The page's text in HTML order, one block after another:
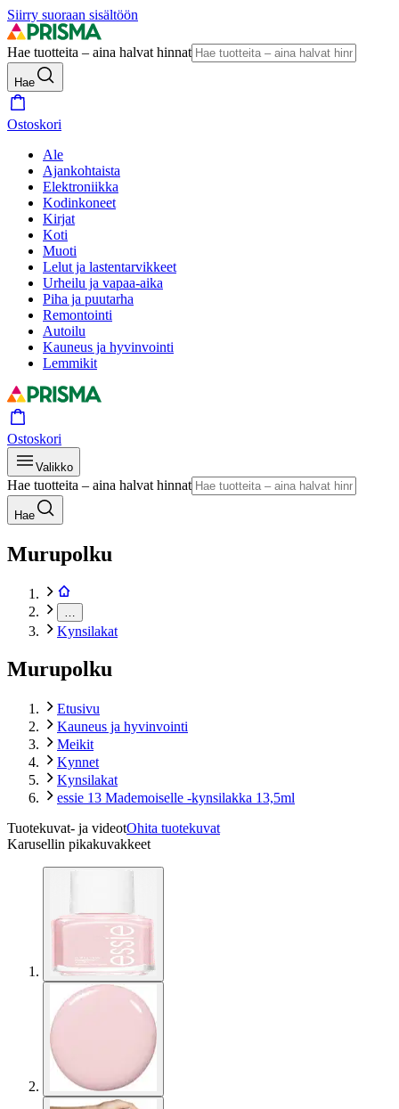
Siirry suoraan sisältöön
Hae tuotteita – aina halvat hinnat
Hae
Ostoskori
Ale
Ajankohtaista
Elektroniikka
Kodinkoneet
Kirjat
Koti
Muoti
Lelut ja lastentarvikkeet
Urheilu ja vapaa-aika
Piha ja puutarha
Remontointi
Autoilu
Kauneus ja hyvinvointi
Lemmikit
Ostoskori
Valikko
Hae tuotteita – aina halvat hinnat
Hae
Murupolku
Kynsilakat
Murupolku
Etusivu
Kauneus ja hyvinvointi
Meikit
Kynnet
Kynsilakat
essie 13 Mademoiselle -kynsilakka 13,5ml
Tuotekuvat- ja videotOhita tuotekuvat
Karusellin pikakuvakkeet